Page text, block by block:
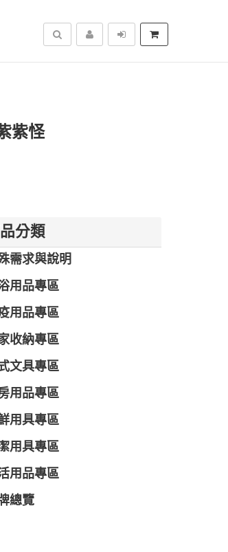
搜尋
紫怪
分類
需求與說明
用品專區
用品專區
收納專區
文具專區
用品專區
用具專區
用具專區
用品專區
總覽